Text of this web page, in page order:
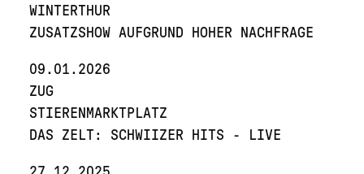
WINTERTHUR
ZUSATZSHOW AUFGRUND HOHER NACHFRAGE
09.01.2026
ZUG
STIERENMARKTPLATZ
DAS ZELT: SCHWIIZER HITS - LIVE